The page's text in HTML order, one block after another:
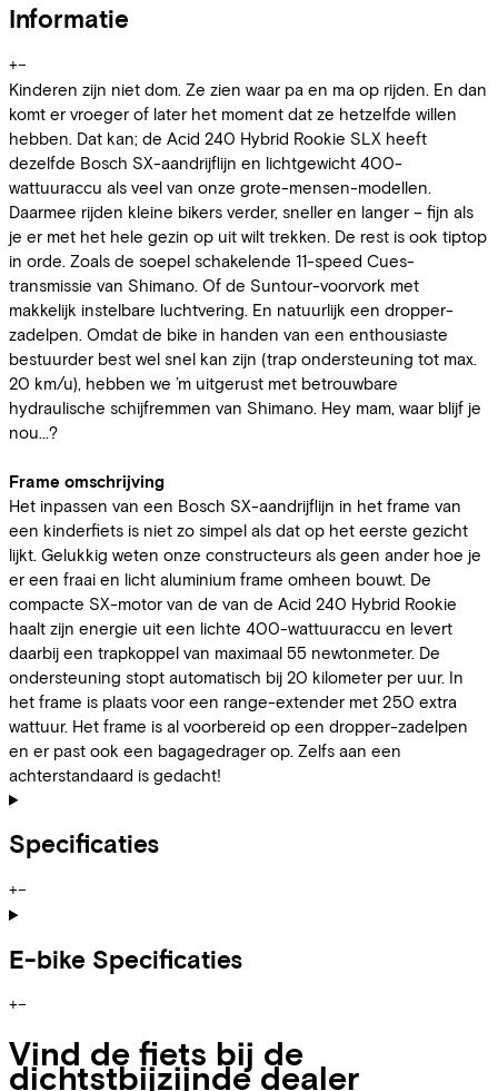
Informatie
+−
Kinderen zijn niet dom. Ze zien waar pa en ma op rijden. En dan
komt er vroeger of later het moment dat ze hetzelfde willen
hebben. Dat kan; de Acid 240 Hybrid Rookie SLX heeft
dezelfde Bosch SX-aandrijflijn en lichtgewicht 400-
wattuuraccu als veel van onze grote-mensen-modellen.
Daarmee rijden kleine bikers verder, sneller en langer – fijn als
je er met het hele gezin op uit wilt trekken. De rest is ook tiptop
in orde. Zoals de soepel schakelende 11-speed Cues-
transmissie van Shimano. Of de Suntour-voorvork met
makkelijk instelbare luchtvering. En natuurlijk een dropper-
zadelpen. Omdat de bike in handen van een enthousiaste
bestuurder best wel snel kan zijn (trap ondersteuning tot max.
20 km/u), hebben we ’m uitgerust met betrouwbare
hydraulische schijfremmen van Shimano. Hey mam, waar blijf je
nou...?
Frame omschrijving
Het inpassen van een Bosch SX-aandrijflijn in het frame van
een kinderfiets is niet zo simpel als dat op het eerste gezicht
lijkt. Gelukkig weten onze constructeurs als geen ander hoe je
er een fraai en licht aluminium frame omheen bouwt. De
compacte SX-motor van de van de Acid 240 Hybrid Rookie
haalt zijn energie uit een lichte 400-wattuuraccu en levert
daarbij een trapkoppel van maximaal 55 newtonmeter. De
ondersteuning stopt automatisch bij 20 kilometer per uur. In
het frame is plaats voor een range-extender met 250 extra
wattuur. Het frame is al voorbereid op een dropper-zadelpen
en er past ook een bagagedrager op. Zelfs aan een
achterstandaard is gedacht!
Specificaties
+−
E-bike Specificaties
+−
Vind de fiets bij de
dichtstbijzijnde dealer